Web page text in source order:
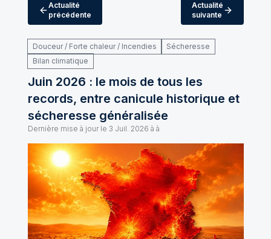
Actualité
précédente
Actualité
suivante
Douceur / Forte chaleur / Incendies
Sécheresse
Bilan climatique
Juin 2026 : le mois de tous les
records, entre canicule historique et
sécheresse généralisée
Dernière mise à jour le 3 Juil. 2026 à à